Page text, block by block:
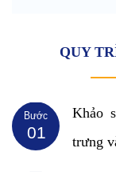
QUY
01
Bước
Khảo
trưng